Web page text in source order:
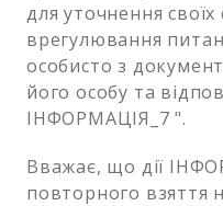
для уточнення
врегулювання
особисто з
його особу та
ІНФОРМАЦІЯ_7 ".
Вважає, що дії
повторного взяття